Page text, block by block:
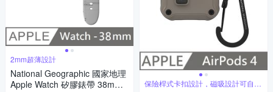
2mm超薄設計
National Geographic 國家地理
Apple Watch 矽膠錶帶 38mm -
保險桿式卡扣設計，磁吸設計可自動